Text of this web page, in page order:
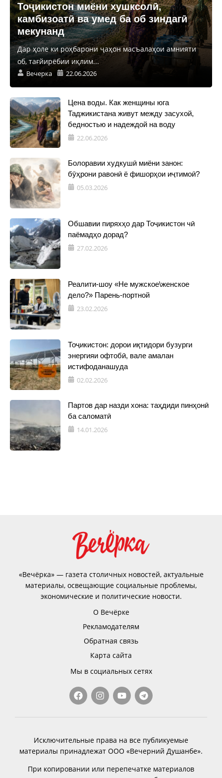
Тоҷикистон миёни хушксолӣ,
камбизоатӣ ва умед ба об зиндагӣ
мекунанд
Дар ҳоле ки роҳбарони ҷаҳон масъалаҳои амнияти
об, тағйирёбии иқлим...
Вечерка 22.06.2026
Цена воды. Как женщины юга
Таджикистана живут между засухой,
бедностью и надеждой на воду
22.06.2026
Болоравии худкушӣ миёни занон:
бӯҳрони равонӣ ё фишорҳои иҷтимоӣ?
05.03.2026
Обшавии пиряхҳо дар Тоҷикистон чӣ
паёмадҳо дорад?
27.02.2026
Реалити-шоу «Не мужское\женское
дело?» Парень-портной
23.02.2026
Тоҷикистон: дорои иқтидори бузурги
энергияи офтобӣ, вале амалан
истифоданашуда
02.02.2026
Партов дар назди хона: таҳдиди пинҳонӣ
ба саломатӣ
14.01.2026
«Вечёрка» — газета столичных новостей, актуальные
материалы, освещающие социальные проблемы,
экономические и политические новости.
О Вечёрке
Рекламодателям
Обратная связь
Карта сайта
Мы в социальных сетях
Исключительные права на все публикуемые
материалы принадлежат ООО «Вечерний Душанбе».
При копировании или перепечатке материалов